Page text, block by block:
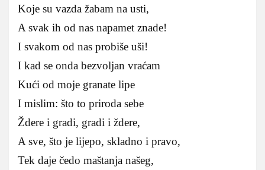
Koje su vazda žabam na usti,
A svak ih od nas napamet znade!
I svakom od nas probiše uši!
I kad se onda bezvoljan vraćam
Kući od moje granate lipe
I mislim: što to priroda sebe
Ždere i gradi, gradi i ždere,
A sve, što je lijepo, skladno i pravo,
Tek daje čedo maštanja našeg,